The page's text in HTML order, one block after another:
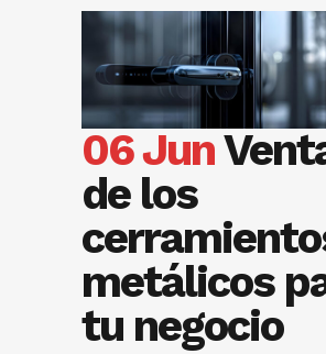
06 Jun
de los
metálicos
tu negocio